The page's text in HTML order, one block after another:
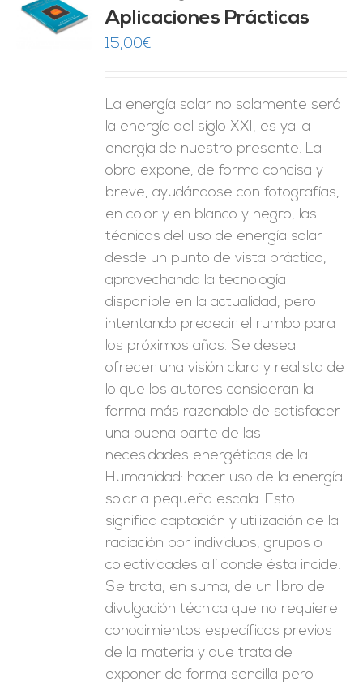
Aplicaciones Prácticas
15,00€
La energía solar no solamente será
la energía del siglo XXI, es ya la
energía de nuestro presente. La
obra expone, de forma concisa y
breve, ayudándose con fotografías,
en color y en blanco y negro, las
técnicas del uso de energía solar
desde un punto de vista práctico,
aprovechando la tecnología
disponible en la actualidad, pero
intentando predecir el rumbo para
los próximos años. Se desea
ofrecer una visión clara y realista de
lo que los autores consideran la
forma más razonable de satisfacer
una buena parte de las
necesidades energéticas de la
Humanidad: hacer uso de la energía
solar a pequeña escala. Esto
significa captación y utilización de la
radiación por individuos, grupos o
colectividades allí donde ésta incide.
Se trata, en suma, de un libro de
divulgación técnica que no requiere
conocimientos específicos previos
de la materia y que trata de
exponer de forma sencilla pero